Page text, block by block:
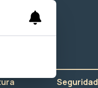
Seguridad